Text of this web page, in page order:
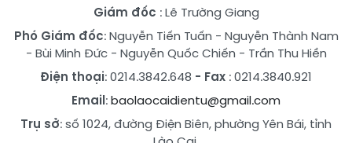
Giám đốc : Lê Trường Giang
Phó Giám đốc:Nguyễn Tiến Tuấn - Nguyễn Thành Nam
- Bùi Minh Đức- Nguyễn Quốc Chiến - Trần Thu Hiền
Điện thoại: 0214.3842.648 - Fax : 0214.3840.921
Email:baolaocaidientu@gmail.com
Trụ sở: số 1024, đường Điện Biên, phường Yên Bái, tỉnh